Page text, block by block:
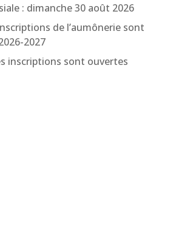
: dimanche 30 août 2026
de l’aumônerie sont
2027
inscriptions sont ouvertes